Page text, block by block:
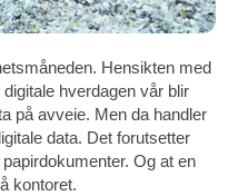
Hensikten med
hverdagen vår blir
på avveie. Men da handler
data. Det forutsetter
Og at en
kontoret.